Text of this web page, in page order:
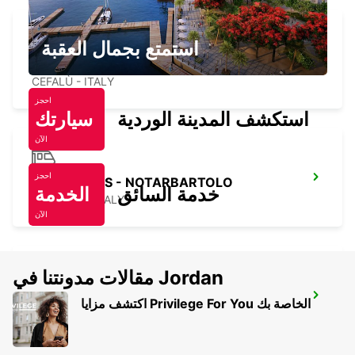
CEFALU'
CEFALÙ - ITALY
PALERMO FS - NOTARBARTOLO
PALERMO - ITALY
PALERMO APT *RY*
PALERMO - ITALY
استمتع بجمال العقبة
احجز
سيارتك
الآن
استكشف المدينة الوردية
احجز
الخدمة
الآن
خدمة السائق
مقالات مدونتنا في Jordan
اكتشف مزايا Privilege For You الخاصة بك